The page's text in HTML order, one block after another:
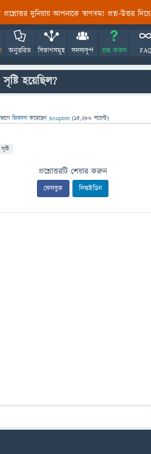
প্রশ্নোত্তর দুনিয়ায় আপনাকে স্বাগতম! প্রশ্ন-উত্তর
অনুত্তরিত বিভাগসমূহ সদস্যবৃন্দ প্রশ্ন করুন FAQ
হয়েছিল?
জিজ্ঞাসাকরেছেনAnupom (15,280 পয়েন্ট)
সৃষ্টি
প্রশ্নোত্তরটি শেয়ার করুন
ফেসবুক লিঙ্কইডিন